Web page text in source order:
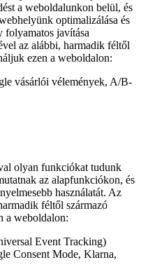
a weboldalunkon belül, és
optimalizálása és
folyamatos javítása
az alábbi, harmadik féltől
ezen a weboldalon:
vásárlói vélemények, A/B-
olyan funkciókat tudunk
az alapfunkciókon, és
használatát. Az
féltől származó
a weboldalon:
Event Tracking)
Consent Mode, Klarna,